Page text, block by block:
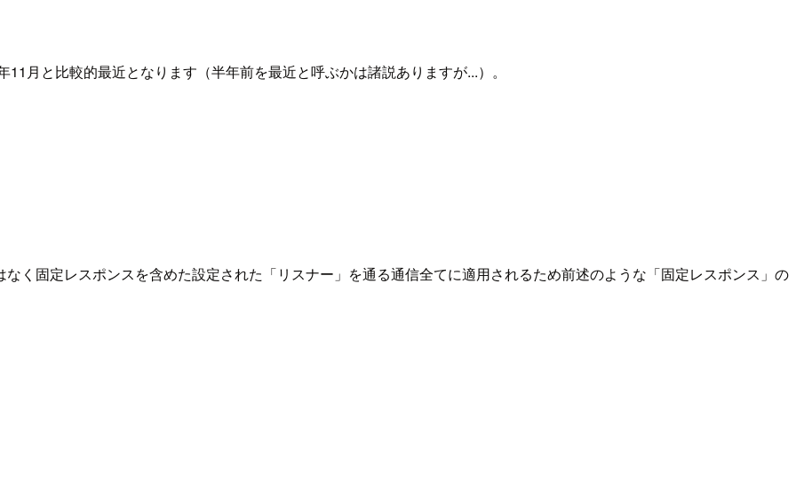
月と比較的最近となります（半年前を最近と呼ぶかは諸説ありますが...）。
く固定レスポンスを含めた設定された「リスナー」を通る通信全てに適用されるため前述のような「固定レスポンス」の